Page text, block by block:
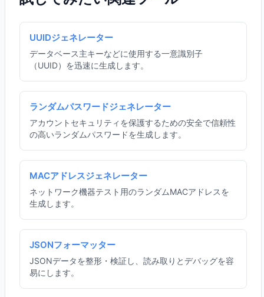
UUIDジェネレーター
データベース主キーなどに使用する一意識別子
（UUID）を迅速に生成します。
ランダムパスワードジェネレーター
アカウントセキュリティを保護するための安全で信頼性
の高いランダムパスワードを生成します。
MACアドレスジェネレーター
ネットワーク機器テスト用のランダムMACアドレスを
生成します。
JSONフォーマッター
JSONデータを整形・検証し、読み取りとデバッグを容
易にします。